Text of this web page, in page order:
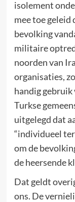
isolement
mee toe geleid
bevolking
militaire
noorden van
organisaties,
handig gebruik
Turkse
uitgelegd dat
“individueel
om de
de heersende
Dat geldt
ons. De